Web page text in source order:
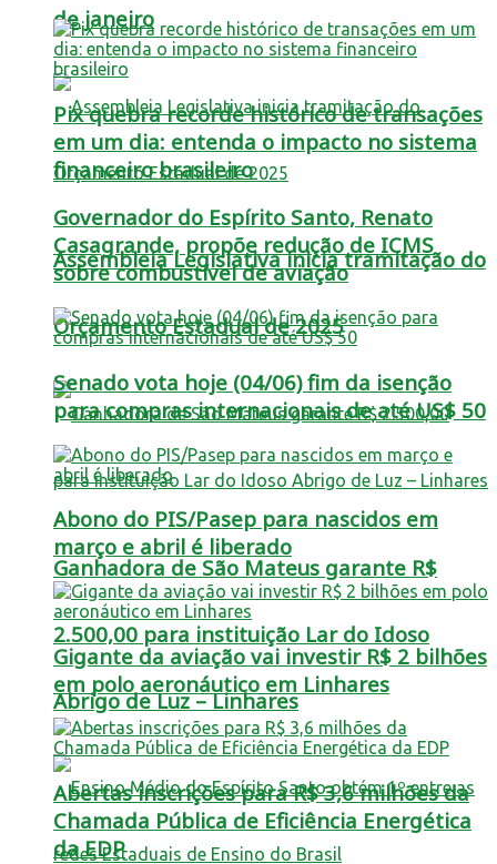
de janeiro
Assembleia Legislativa inicia tramitação do
Orçamento Estadual de 2025
Ganhadora de São Mateus garante R$
2.500,00 para instituição Lar do Idoso
Abrigo de Luz – Linhares
Pix quebra recorde histórico de transações
em um dia: entenda o impacto no sistema
financeiro brasileiro
Governador do Espírito Santo, Renato
Casagrande, propõe redução de ICMS
sobre combustível de aviação
Senado vota hoje (04/06) fim da isenção
para compras internacionais de até US$ 50
Abono do PIS/Pasep para nascidos em
março e abril é liberado
Gigante da aviação vai investir R$ 2 bilhões
em polo aeronáutico em Linhares
Abertas inscrições para R$ 3,6 milhões da
Chamada Pública de Eficiência Energética
da EDP